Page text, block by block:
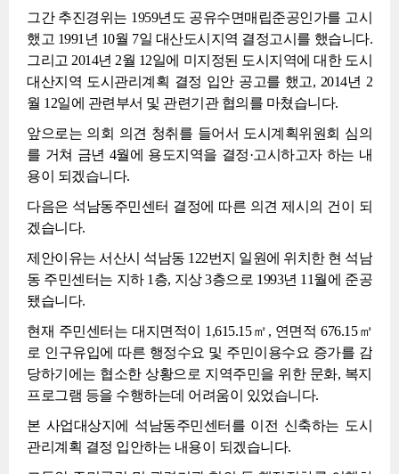
그간 추진경위는 1959년도 공유수면매립준공인가를 고시
했고 1991년 10월 7일 대산도시지역 결정고시를 했습니다.
그리고 2014년 2월 12일에 미지정된 도시지역에 대한 도시
대산지역 도시관리계획 결정 입안 공고를 했고, 2014년 2
월 12일에 관련부서 및 관련기관 협의를 마쳤습니다.
앞으로는 의회 의견 청취를 들어서 도시계획위원회 심의
를 거쳐 금년 4월에 용도지역을 결정·고시하고자 하는 내
용이 되겠습니다.
다음은 석남동주민센터 결정에 따른 의견 제시의 건이 되
겠습니다.
제안이유는 서산시 석남동 122번지 일원에 위치한 현 석남
동 주민센터는 지하 1층, 지상 3층으로 1993년 11월에 준공
됐습니다.
현재 주민센터는 대지면적이 1,615.15㎡, 연면적 676.15㎡
로 인구유입에 따른 행정수요 및 주민이용수요 증가를 감
당하기에는 협소한 상황으로 지역주민을 위한 문화, 복지
프로그램 등을 수행하는데 어려움이 있었습니다.
본 사업대상지에 석남동주민센터를 이전 신축하는 도시
관리계획 결정 입안하는 내용이 되겠습니다.